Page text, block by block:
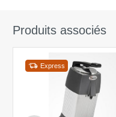
Produits associés
Express